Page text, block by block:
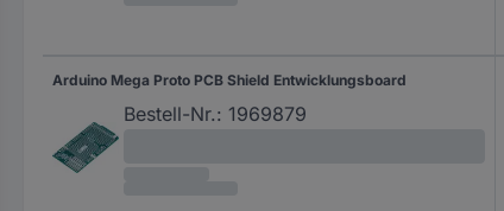
Arduino Mega Proto PCB Shield Entwicklungsboard
Bestell-Nr.: 1969879